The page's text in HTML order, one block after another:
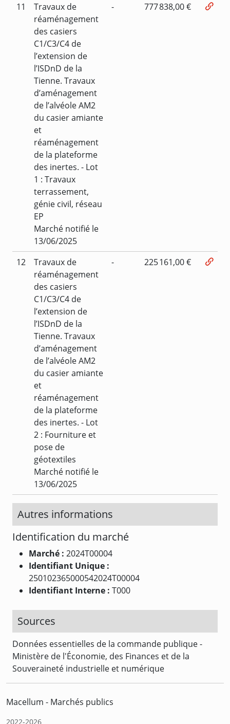
11
Travaux de
réaménagement
des casiers
C1/C3/C4 de
l’extension de
l’ISDnD de la
Tienne. Travaux
d’aménagement
de l’alvéole AM2
du casier amiante
et
réaménagement
de la plateforme
des inertes. - Lot
1 : Travaux
terrassement,
génie civil, réseau
EP
Marché notifié le
13/06/2025
- 777 838,00 €
12
Travaux de
réaménagement
des casiers
C1/C3/C4 de
l’extension de
l’ISDnD de la
Tienne. Travaux
d’aménagement
de l’alvéole AM2
du casier amiante
et
réaménagement
de la plateforme
des inertes. - Lot
2 : Fourniture et
pose de
géotextiles
Marché notifié le
13/06/2025
- 225 161,00 €
Autres informations
Identification du marché
Marché : 2024T00004
Identifiant Unique :
250102365000542024T00004
Identifiant Interne : T000
Sources
Données essentielles de la commande publique -
Ministère de l'Économie, des Finances et de la
Souveraineté industrielle et numérique
Macellum - Marchés publics
2022-2026